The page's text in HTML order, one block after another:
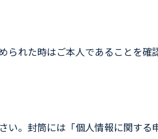
れた時はご本人であることを
。封筒には「個人情報に関する